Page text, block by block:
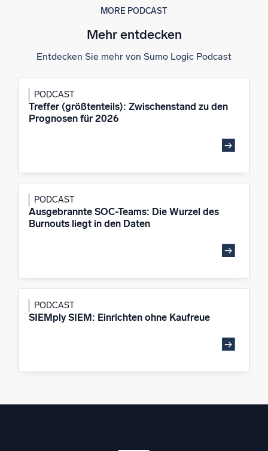
MORE PODCAST
Mehr entdecken
Entdecken Sie mehr von Sumo Logic Podcast
PODCAST
Treffer (größtenteils): Zwischenstand zu den
Prognosen für 2026
PODCAST
Ausgebrannte SOC-Teams: Die Wurzel des
Burnouts liegt in den Daten
PODCAST
SIEMply SIEM: Einrichten ohne Kaufreue